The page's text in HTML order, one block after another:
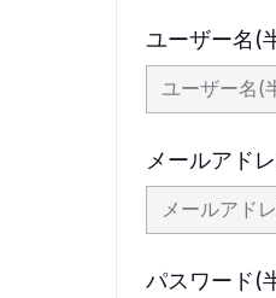
ユーザー名(
メールアド
パスワード(